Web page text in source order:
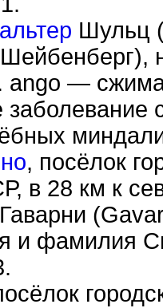
Шульц
ango —
, посёлок
в 28 км к
Гаварни
и фамилия